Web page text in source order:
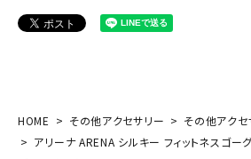
HOME その他アクセサリー
その他アクセ
アリーナ ARENA シルキー フィットネスゴー